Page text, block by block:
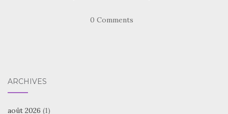
0 Comments
ARCHIVES
août 2026 (1)